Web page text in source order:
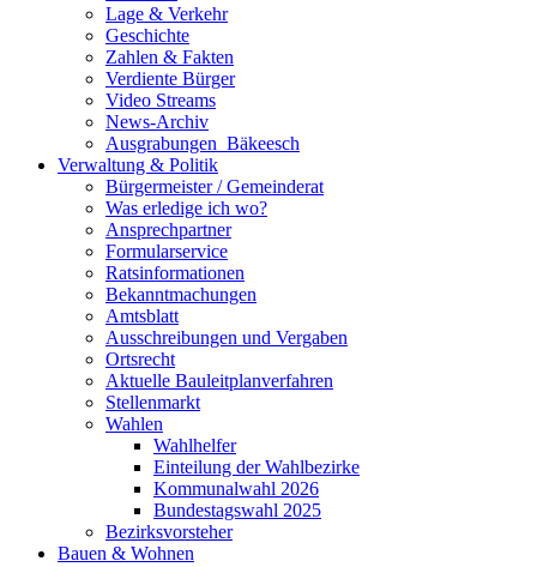
Lage & Verkehr
Geschichte
Zahlen & Fakten
Verdiente Bürger
Video Streams
News-Archiv
Ausgrabungen_Bäkeesch
Verwaltung & Politik
Bürgermeister / Gemeinderat
Was erledige ich wo?
Ansprechpartner
Formularservice
Ratsinformationen
Bekanntmachungen
Amtsblatt
Ausschreibungen und Vergaben
Ortsrecht
Aktuelle Bauleitplanverfahren
Stellenmarkt
Wahlen
Wahlhelfer
Einteilung der Wahlbezirke
Kommunalwahl 2026
Bundestagswahl 2025
Bezirksvorsteher
Bauen & Wohnen